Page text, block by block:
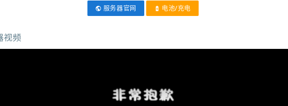
public 服务器官网 battery_charging_full 电池/充电
视频